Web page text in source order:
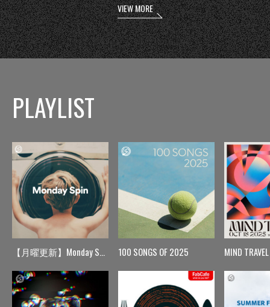
VIEW MORE
PLAYLIST
【月曜更新】Monday Spin 100 SONGS OF 2025 MIND TRAVEL